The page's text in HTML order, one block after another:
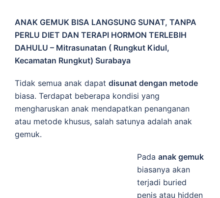
ANAK GEMUK BISA LANGSUNG SUNAT, TANPA
PERLU DIET DAN TERAPI HORMON TERLEBIH
DAHULU – Mitrasunatan ( Rungkut Kidul,
Kecamatan Rungkut) Surabaya
Tidak semua anak dapat disunat dengan metode
biasa. Terdapat beberapa kondisi yang
mengharuskan anak mendapatkan penanganan
atau metode khusus, salah satunya adalah anak
gemuk.
Pada anak gemuk
biasanya akan
terjadi buried
penis atau hidden